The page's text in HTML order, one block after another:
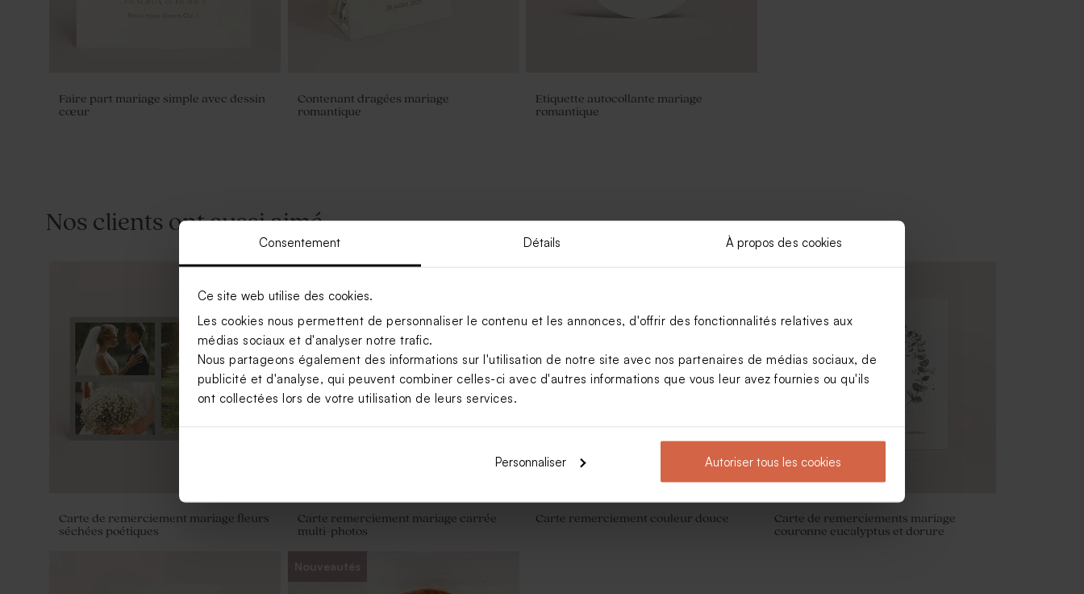
Consentement Détails À propos des cookies
Ce site web utilise des cookies.
Les cookies nous permettent de personnaliser le contenu et les annonces, d'offrir des fonctionnalités relatives aux
médias sociaux et d'analyser notre trafic.
Nous partageons également des informations sur l'utilisation de notre site avec nos partenaires de médias sociaux, de
publicité et d'analyse, qui peuvent combiner celles-ci avec d'autres informations que vous leur avez fournies ou qu'ils
ont collectées lors de votre utilisation de leurs services.
Personnaliser Autoriser tous les cookies
Faire part mariage simple avec dessin
cœur
Contenant dragées mariage
romantique
Etiquette autocollante mariage
romantique
Nos clients ont aussi aimé...
Carte de remerciement mariage fleurs
séchées poétiques
Carte remerciement mariage carrée
multi-photos
Carte remerciement couleur douce
Carte de remerciements mariage
couronne eucalyptus et dorure
Nouveautés